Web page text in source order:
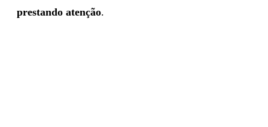
prestando atenção.